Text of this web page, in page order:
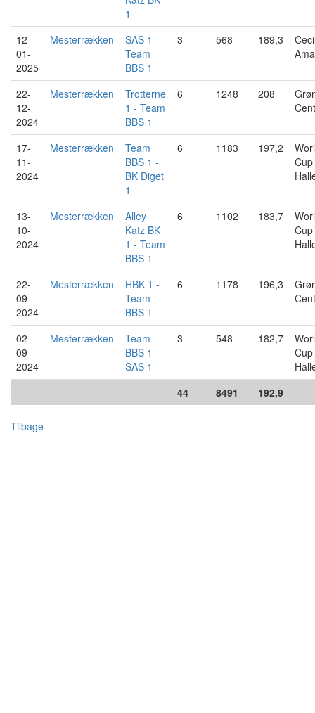
1
12-
01-
2025
Mesterrækken
SAS 1 -
Team
BBS 1
3 568 189,3
22-
12-
2024
Mesterrækken
Trotterne
1 - Team
BBS 1
6 1248 208
17-
11-
2024
Mesterrækken
Team
BBS 1 -
BK Diget
1
6 1183 197,2
Cup
13-
10-
2024
Mesterrækken
Alley
Katz BK
1 - Team
BBS 1
6 1102 183,7
Cup
22-
09-
2024
Mesterrækken
HBK 1 -
Team
BBS 1
6 1178 196,3
02-
09-
2024
Mesterrækken
Team
BBS 1 -
SAS 1
3 548 182,7
Cup
44
8491 192,9
Tilbage